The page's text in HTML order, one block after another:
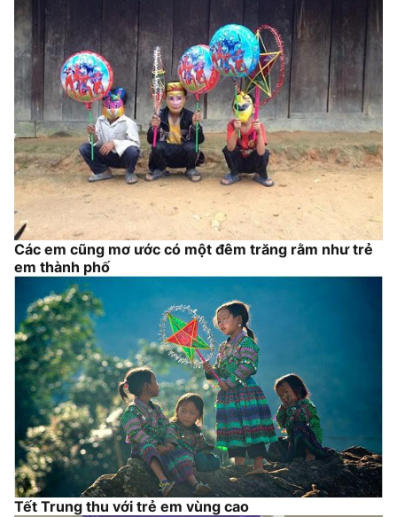
Các em cũng mơ ước có một đêm trăng rằm như trẻ
em thành phố
Tết Trung thu với trẻ em vùng cao